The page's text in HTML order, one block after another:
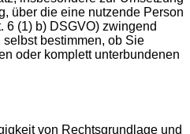
über die eine nutzende Person
(1) b) DSGVO) zwingend
bestimmen, ob Sie
oder komplett unterbundenen
von Rechtsgrundlage und